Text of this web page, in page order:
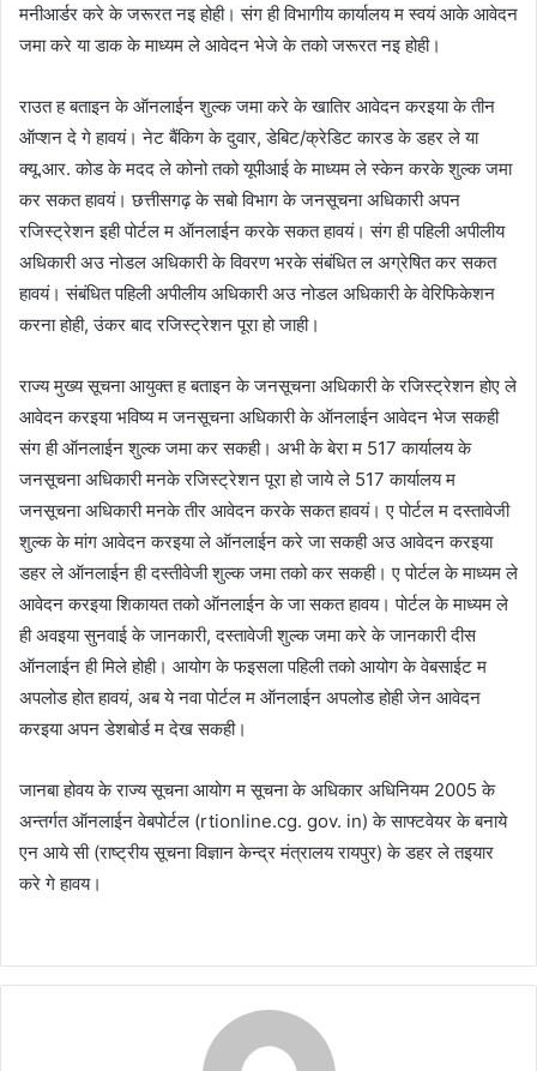
मनीआर्डर करे के जरूरत नइ होही। संग ही विभागीय कार्यालय म स्वयं आके आवेदन
जमा करे या डाक के माध्यम ले आवेदन भेजे के तको जरूरत नइ होही।
राउत ह बताइन के ऑनलाईन शुल्क जमा करे के खातिर आवेदन करइया के तीन
ऑप्शन दे गे हावयं। नेट बैंकिग के दुवार, डेबिट/क्रेडिट कारड के डहर ले या
क्यू.आर. कोड के मदद ले कोनो तको यूपीआई के माध्यम ले स्केन करके शुल्क जमा
कर सकत हावयं। छत्तीसगढ़ के सबो विभाग के जनसूचना अधिकारी अपन
रजिस्ट्रेशन इही पोर्टल म ऑनलाईन करके सकत हावयं। संग ही पहिली अपीलीय
अधिकारी अउ नोडल अधिकारी के विवरण भरके संबंधित ल अग्रेषित कर सकत
हावयं। संबंधित पहिली अपीलीय अधिकारी अउ नोडल अधिकारी के वेरिफिकेशन
करना होही, उंकर बाद रजिस्ट्रेशन पूरा हो जाही।
राज्य मुख्य सूचना आयुक्त ह बताइन के जनसूचना अधिकारी के रजिस्ट्रेशन होए ले
आवेदन करइया भविष्य म जनसूचना अधिकारी के ऑनलाईन आवेदन भेज सकही
संग ही ऑनलाईन शुल्क जमा कर सकही। अभी के बेरा म 517 कार्यालय के
जनसूचना अधिकारी मनके रजिस्ट्रेशन पूरा हो जाये ले 517 कार्यालय म
जनसूचना अधिकारी मनके तीर आवेदन करके सकत हावयं। ए पोर्टल म दस्तावेजी
शुल्क के मांग आवेदन करइया ले ऑनलाईन करे जा सकही अउ आवेदन करइया
डहर ले ऑनलाईन ही दस्तीवेजी शुल्क जमा तको कर सकही। ए पोर्टल के माध्यम ले
आवेदन करइया शिकायत तको ऑनलाईन के जा सकत हावय। पोर्टल के माध्यम ले
ही अवइया सुनवाई के जानकारी, दस्तावेजी शुल्क जमा करे के जानकारी दीस
ऑनलाईन ही मिले होही। आयोग के फइसला पहिली तको आयोग के वेबसाईट म
अपलोड होत हावयं, अब ये नवा पोर्टल म ऑनलाईन अपलोड होही जेन आवेदन
करइया अपन डेशबोर्ड म देख सकही।
जानबा होवय के राज्य सूचना आयोग म सूचना के अधिकार अधिनियम 2005 के
अन्तर्गत ऑनलाईन वेबपोर्टल (rtionline.cg. gov. in) के साफ्टवेयर के बनाये
एन आये सी (राष्ट्रीय सूचना विज्ञान केन्द्र मंत्रालय रायपुर) के डहर ले तइयार
करे गे हावय।